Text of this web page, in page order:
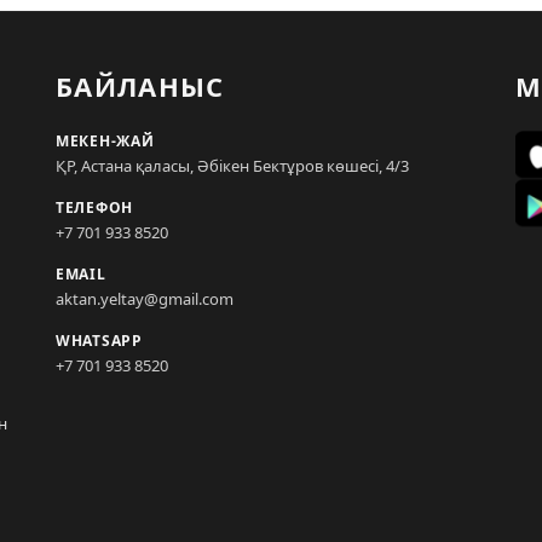
БАЙЛАНЫС
МЕКЕН-ЖАЙ
ҚР, Астана қаласы, Әбікен Бектұров көшесі, 4/3
ТЕЛЕФОН
+7 701 933 8520
EMAIL
aktan.yeltay@gmail.com
WHATSAPP
+7 701 933 8520